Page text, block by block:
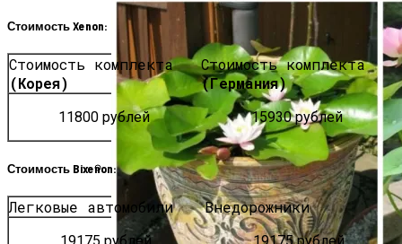
Актуальные Изменения В
Административном Законодательстве:
Что Изменилось
Стоимость Xenon:
Стоимость комплекта
(Корея)
Стоимость комплекта
(Германия)
11800 рублей 15930 рублей
Стоимость Bixenon:
Легковые автомобили Внедорожники